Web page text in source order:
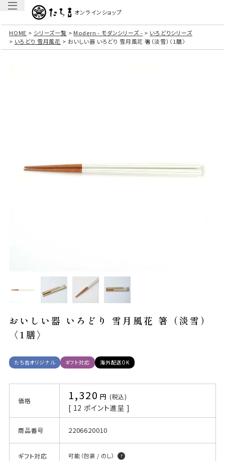
オンラインショップ
HOME シリーズ一覧 Modern - モダンシリーズ -
いろどりシリーズ
いろどり 雪月風花
おいしい器 いろどり 雪月風花 箸（淡雪）〈1膳〉
おいしい器 いろどり 雪月風花 箸（淡雪）
〈1膳〉
たち吉オリジナル ギフト対応 海外配送OK
価格 1,320 税込
[ 12 ポイント進呈 ]
商品番号 2206620010
ギフト対応 可能（包装 / のし）